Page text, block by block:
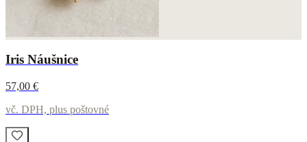
Iris Náušnice
57,00 €
vč. DPH, plus poštovné